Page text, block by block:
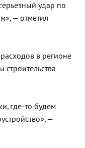
удар по
— отметил
в регионе
строительства
где-то будем
—